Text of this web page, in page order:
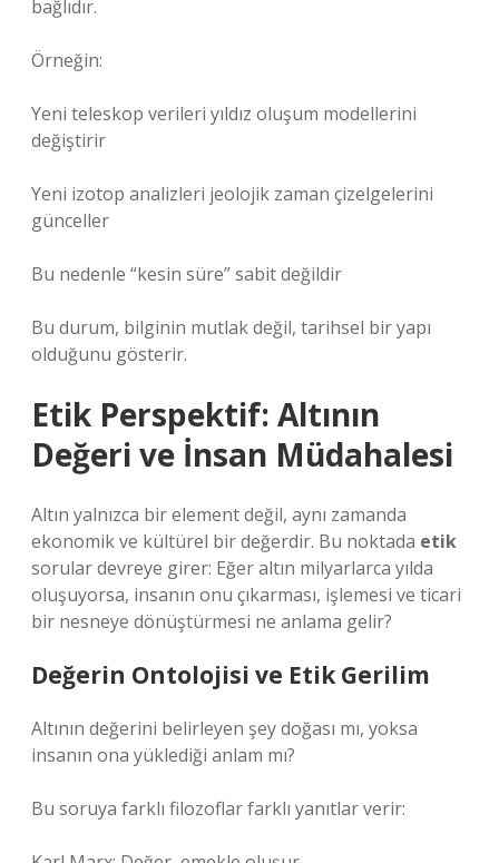
bağlıdır.
Örneğin:
Yeni teleskop verileri yıldız oluşum modellerini
değiştirir
Yeni izotop analizleri jeolojik zaman çizelgelerini
günceller
Bu nedenle “kesin süre” sabit değildir
Bu durum, bilginin mutlak değil, tarihsel bir yapı
olduğunu gösterir.
Etik Perspektif: Altının
Değeri ve İnsan Müdahalesi
Altın yalnızca bir element değil, aynı zamanda
ekonomik ve kültürel bir değerdir. Bu noktada etik
sorular devreye girer: Eğer altın milyarlarca yılda
oluşuyorsa, insanın onu çıkarması, işlemesi ve ticari
bir nesneye dönüştürmesi ne anlama gelir?
Değerin Ontolojisi ve Etik Gerilim
Altının değerini belirleyen şey doğası mı, yoksa
insanın ona yüklediği anlam mı?
Bu soruya farklı filozoflar farklı yanıtlar verir: